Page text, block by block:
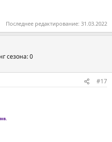
Последнее редактирование: 31.03.2022
сезона: 0
#17